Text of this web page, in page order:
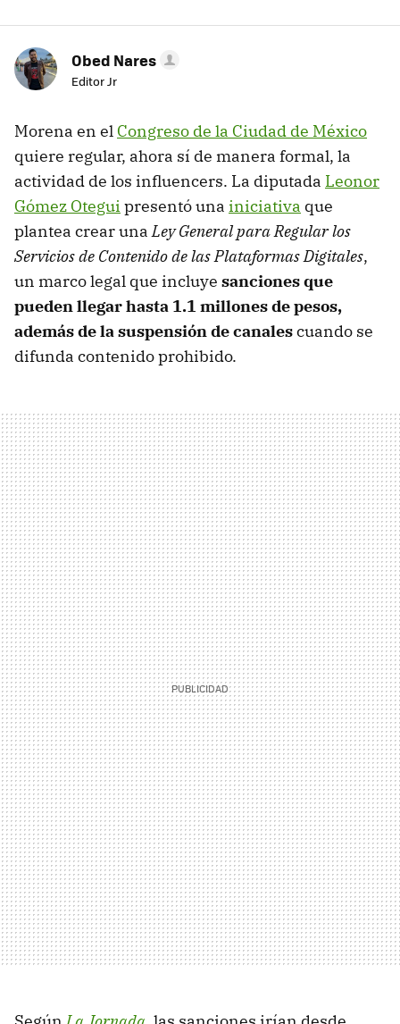
Obed Nares
Editor Jr
Morena en el Congreso de la Ciudad de México
quiere regular, ahora sí de manera formal, la
actividad de los influencers. La diputada Leonor
Gómez Otegui presentó una iniciativa que
plantea crear unaLey General para Regular los
Servicios de Contenido de las Plataformas Digitales,
un marco legal que incluye sanciones que
pueden llegar hasta 1.1 millones de pesos,
además de la suspensión de canalescuando se
difunda contenido prohibido.